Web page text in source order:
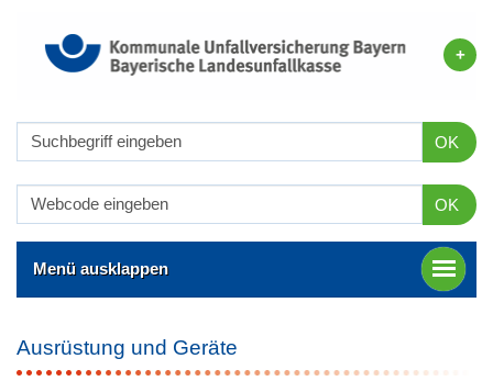
OK
OK
Menü ausklappen
Ausrüstung und Geräte